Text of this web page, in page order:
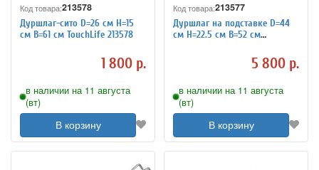
Код товара:213578
Дуршлаг-сито D=26 см H=15
см B=61 см TouchLife 213578
1 800 р.
в наличии на 11 августа
(вт)
В корзину
Код товара:213577
Дуршлаг на подставке D=44
см H=22.5 см B=52 см
5 800 р.
в наличии на 11 августа
(вт)
В корзину